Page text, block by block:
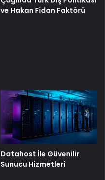
ve Hakan Fidan Faktörü
Datahost İle Güvenilir
Sunucu Hizmetleri